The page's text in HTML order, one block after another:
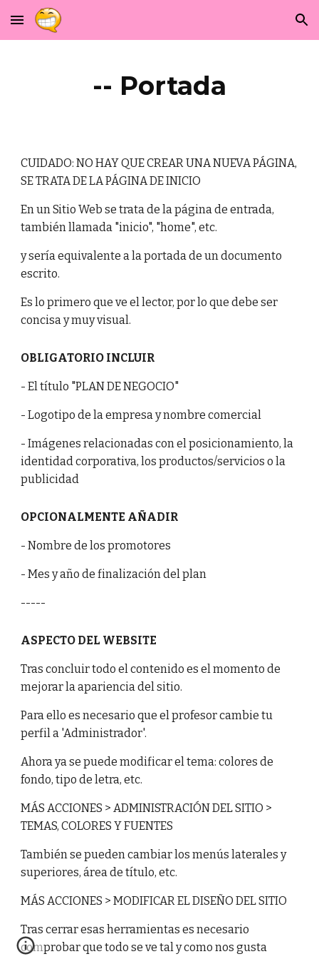
Skip to main content Skip to navigation
-- Portada
CUIDADO: NO HAY QUE CREAR UNA NUEVA PÁGINA,
SE TRATA DE LA PÁGINA DE INICIO
En un Sitio Web se trata de la página de entrada,
también llamada "inicio", "home", etc.
y sería equivalente a la portada de un documento
escrito.
Es lo primero que ve el lector, por lo que debe ser
concisa y muy visual.
OBLIGATORIO INCLUIR
- El título "PLAN DE NEGOCIO"
- Logotipo de la empresa y nombre comercial
- Imágenes relacionadas con el posicionamiento, la
identidad corporativa, los productos/servicios o la
publicidad
OPCIONALMENTE AÑADIR
- Nombre de los promotores
- Mes y año de finalización del plan
-----
ASPECTO DEL WEBSITE
Tras concluir todo el contenido es el momento de
mejorar la apariencia del sitio.
Para ello es necesario que el profesor cambie tu
perfil a 'Administrador'.
Ahora ya se puede modificar el tema: colores de
fondo, tipo de letra, etc.
MÁS ACCIONES > ADMINISTRACIÓN DEL SITIO >
TEMAS, COLORES Y FUENTES
También se pueden cambiar los menús laterales y
superiores, área de título, etc.
MÁS ACCIONES > MODIFICAR EL DISEÑO DEL SITIO
Tras cerrar esas herramientas es necesario
comprobar que todo se ve tal y como nos gusta